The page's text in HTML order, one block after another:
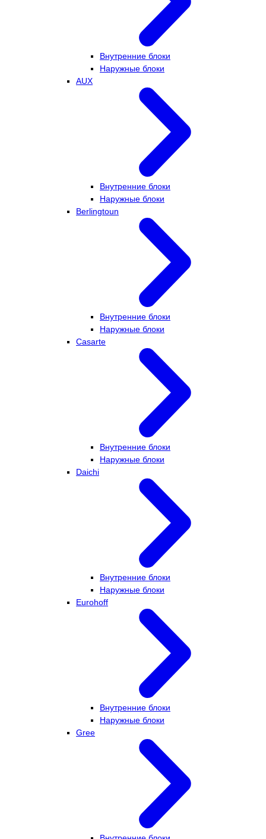
Внутренние блоки
Наружные блоки
AUX
Внутренние блоки
Наружные блоки
Berlingtoun
Внутренние блоки
Наружные блоки
Casarte
Внутренние блоки
Наружные блоки
Daichi
Внутренние блоки
Наружные блоки
Eurohoff
Внутренние блоки
Наружные блоки
Gree